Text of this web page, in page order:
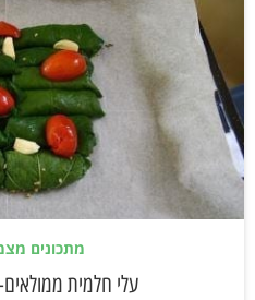
מתכונים
עלי חלמית